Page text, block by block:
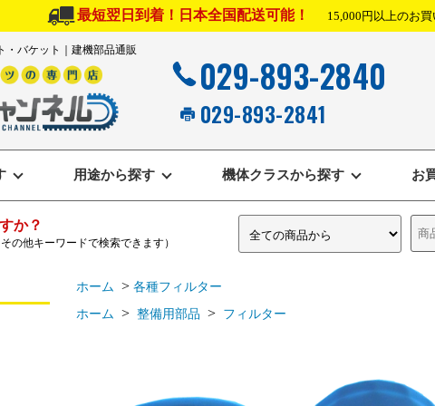
最短翌日到着！日本全国配送可能！ 15,000円以上のお
・バケット｜建機部品通販
029-893-2840
029-893-2841
用途から探す 機体クラスから探す お
か？
の他キーワードで検索できます）
ホーム > 各種フィルター
ホーム > 整備用部品 > フィルター